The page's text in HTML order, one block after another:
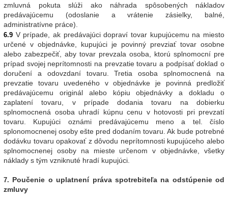
zmluvná pokuta slúži ako náhrada spôsobených nákladov
predávajúcemu (odoslanie a vrátenie zásielky, balné,
administratívne práce).
6.9 V prípade, ak predávajúci dopraví tovar kupujúcemu na miesto
určené v objednávke, kupujúci je povinný prevziať tovar osobne
alebo zabezpečiť, aby tovar prevzala osoba, ktorú splnomocní pre
prípad svojej neprítomnosti na prevzatie tovaru a podpísať doklad o
doručení a odovzdaní tovaru. Tretia osoba splnomocnená na
prevzatie tovaru uvedeného v objednávke je povinná predložiť
predávajúcemu originál alebo kópiu objednávky a dokladu o
zaplatení tovaru, v prípade dodania tovaru na dobierku
splnomocnená osoba uhradí kúpnu cenu v hotovosti pri prevzatí
tovaru. Kupujúci oznámi predávajúcemu meno a tel. číslo
splonomocnenej osoby ešte pred dodaním tovaru. Ak bude potrebné
dodávku tovaru opakovať z dôvodu neprítomnosti kupujúceho alebo
splnomocnenej osoby na mieste určenom v objednávke, všetky
náklady s tým vzniknuté hradí kupujúci.
7. Poučenie o uplatnení práva spotrebiteľa na odstúpenie od
zmluvy